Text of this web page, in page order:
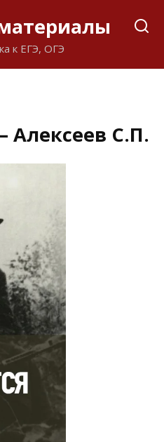
к ЕГЭ, ОГЭ
Алексеев С.П.